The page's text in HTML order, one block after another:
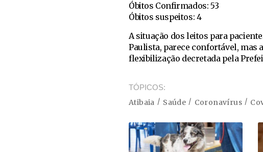
Óbitos Confirmados: 53
Óbitos suspeitos: 4
A situação dos leitos para
Paulista, parece confortável, mas
flexibilização decretada pela
TÓPICOS
Atibaia Saúde Coronavírus